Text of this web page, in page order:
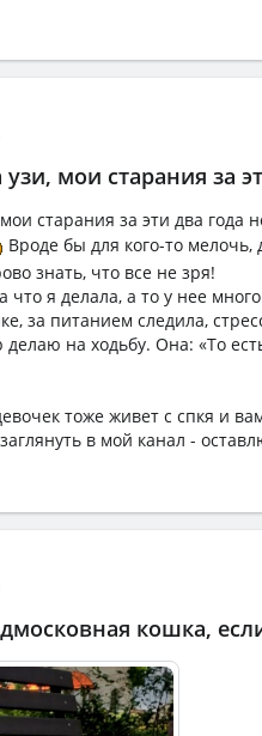
мои старания за
старания за эти два
Вроде бы для кого-то
знать, что все не зря!
что я делала, а то у нее
за питанием следила,
на ходьбу. Она: «То
тоже живет с спкя и
в мой канал -
кошка,